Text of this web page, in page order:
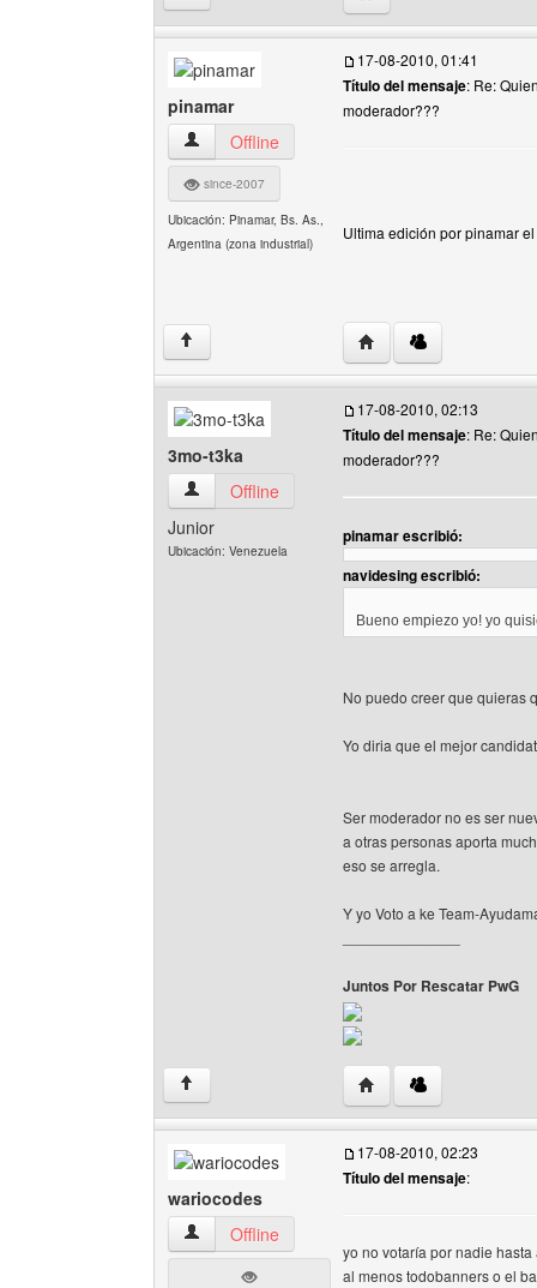
pinamar
pinamar Ver perfil del usuario
Offline
since-2007
Ubicación: Pinamar, Bs. As.,
Argentina (zona industrial)
17-08-2010, 01:41
Título del mensaje: Re:
moderador???
Ultima edición por pinamar
↑ Visitar sitio web del
3mo-t3ka
3mo-t3ka Ver perfil del usuario
Offline
Junior
Ubicación: Venezuela
17-08-2010, 02:13
Título del mensaje: Re:
moderador???
pinamar escribió:
navidesing escribió:
Bueno empiezo yo! yo
No puedo creer que quieras
Yo diria que el mejor
Ser moderador no es ser
a otras personas aporta
eso se arregla.
Y yo Voto a ke Team-
Juntos Por Rescatar PwG
↑ Visitar sitio web del
wariocodes
wariocodes Ver perfil del usuario
Offline
17-08-2010, 02:23
Título del mensaje:
yo no votaría por nadie hasta
al menos todobanners o el